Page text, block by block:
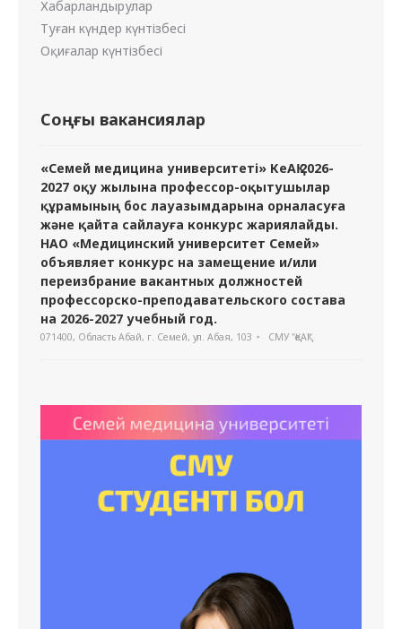
Хабарландырулар
Туған күндер күнтізбесі
Оқиғалар күнтізбесі
Соңғы вакансиялар
«Семей медицина университеті» КеАҚ 2026-
2027 оқу жылына профессор-оқытушылар
құрамының бос лауазымдарына орналасуға
және қайта сайлауға конкурс жариялайды.
НАО «Медицинский университет Семей»
объявляет конкурс на замещение и/или
переизбрание вакантных должностей
профессорско-преподавательского состава
на 2026-2027 учебный год.
071400, Область Абай, г. Семей, ул. Абая, 103 СМУ "ҚеАҚ"